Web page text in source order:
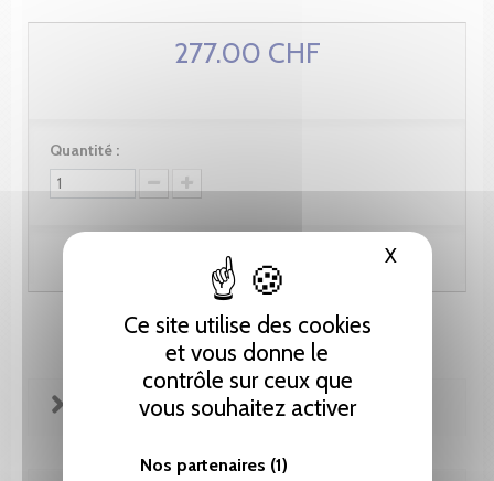
Ce site utilise des cookies
et vous donne le
contrôle sur ceux que
vous souhaitez activer
Nos partenaires (1)
XMasquer
277.00 CHF
Quantité :
Ajouter au panier
FICHE TECHNIQUE